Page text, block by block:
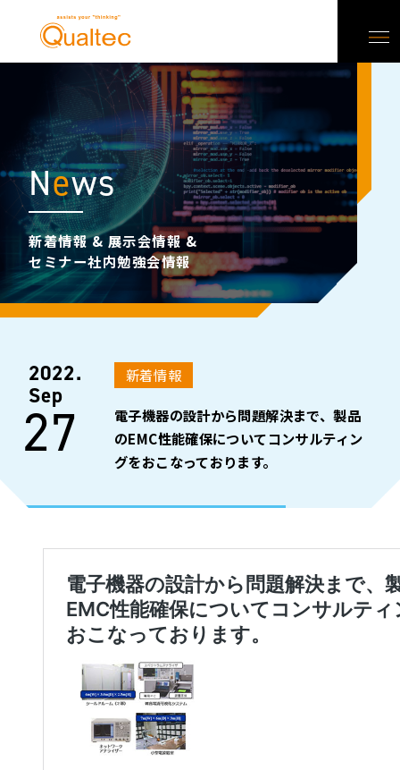
News
新着情報 & 展示会情報 &
セミナー社内勉強会情報
2022.
Sep
27
新着情報
電子機器の設計から問題解決まで、製品
のEMC性能確保についてコンサルティン
グをおこなっております。